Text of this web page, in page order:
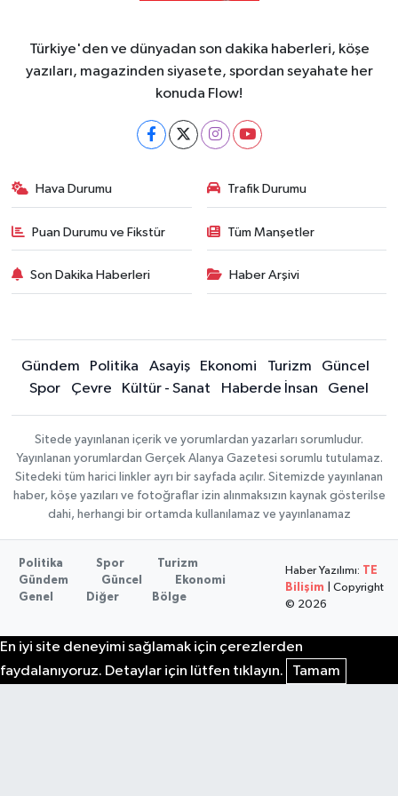
Türkiye'den ve dünyadan son dakika haberleri, köşe
yazıları, magazinden siyasete, spordan seyahate her
konuda Flow!
Hava Durumu Trafik Durumu
Puan Durumu ve Fikstür Tüm Manşetler
Son Dakika Haberleri Haber Arşivi
Gündem Politika Asayiş Ekonomi Turizm
Güncel
Spor
Çevre Kültür - Sanat Haberde İnsan Genel
Sitede yayınlanan içerik ve yorumlardan yazarları sorumludur.
Yayınlanan yorumlardan Gerçek Alanya Gazetesi sorumlu tutulamaz.
Sitedeki tüm harici linkler ayrı bir sayfada açılır. Sitemizde yayınlanan
haber, köşe yazıları ve fotoğraflar izin alınmaksızın kaynak gösterilse
dahi, herhangi bir ortamda kullanılamaz ve yayınlanamaz
Politika Spor
Turizm
Gündem
Güncel
Ekonomi
Genel
Diğer Bölge
Haber Yazılımı:
TE
Bilişim | Copyright
© 2026
En iyi site deneyimi sağlamak için çerezlerden
faydalanıyoruz. Detaylar için lütfen tıklayın.
Tamam